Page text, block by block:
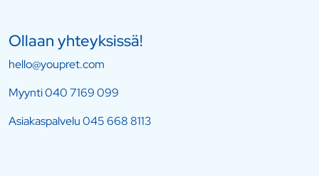
Ollaan yhteyksissä!
hello@youpret.com
Myynti040 7169 099
Asiakaspalvelu045 668 8113